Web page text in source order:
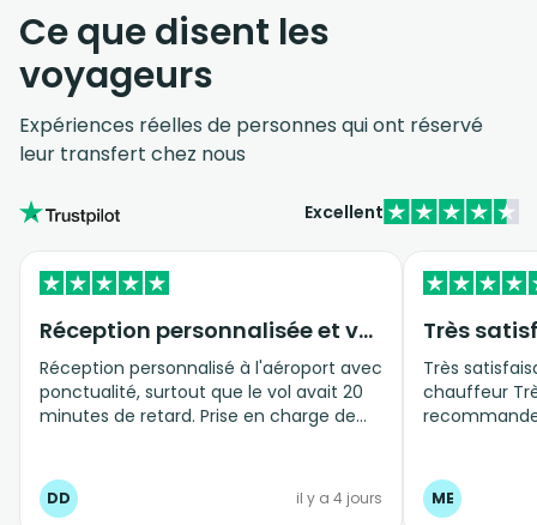
Ce que disent les
voyageurs
Expériences réelles de personnes qui ont réservé
leur transfert chez nous
Excellent
Réception personnalisée et véhicule privé
Réception personnalisé à l'aéroport avec
ponctualité, surtout que le vol avait 20
minutes de retard. Prise en charge de
sans problème. Au retour, même
professionnalisme.
DD il y a 4 jours
Très
Très
chauffeur
ME